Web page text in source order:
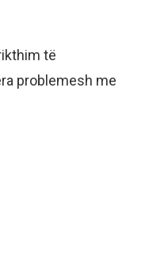
të
problemesh me